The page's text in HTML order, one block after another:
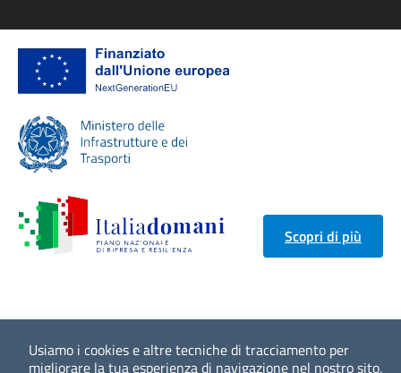
Usiamo i cookies e altre tecniche di tracciamento per
migliorare la tua esperienza di navigazione nel nostro sito,
Scopri di più